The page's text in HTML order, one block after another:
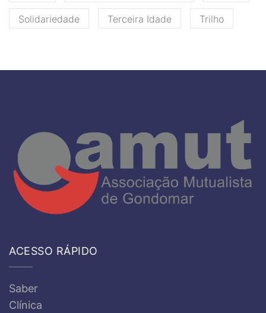
Solidariedade Terceira Idade Trilho
ACESSO RÁPIDO
Saber
Clínica